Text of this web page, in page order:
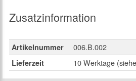
Zusatzinformation
Artikelnummer 006.B.002
Lieferzeit 10 Werktage